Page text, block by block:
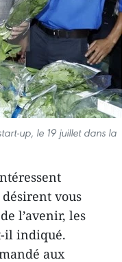
up, le 19 juillet dans la
vous
l’avenir, les
il indiqué.
aux